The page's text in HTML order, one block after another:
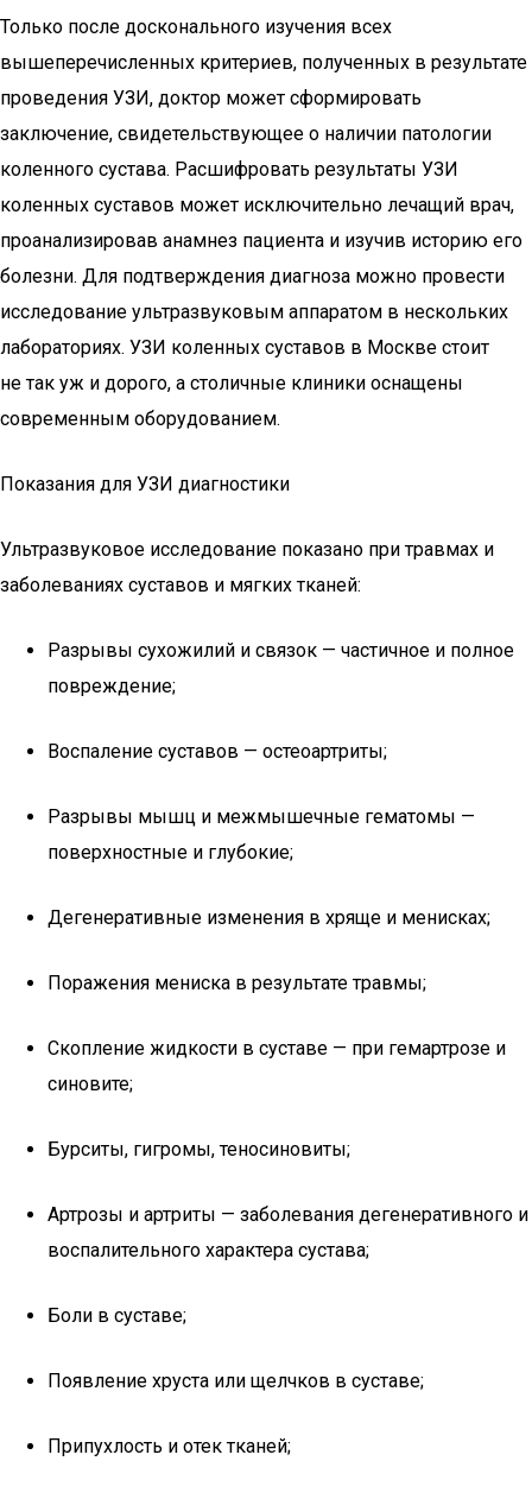
Только после досконального изучения всех
вышеперечисленных критериев, полученных в результате
проведения УЗИ, доктор может сформировать
заключение, свидетельствующее о наличии патологии
коленного сустава. Расшифровать результаты УЗИ
коленных суставов может исключительно лечащий врач,
проанализировав анамнез пациента и изучив историю его
болезни. Для подтверждения диагноза можно провести
исследование ультразвуковым аппаратом в нескольких
лабораториях. УЗИ коленных суставов в Москве стоит
не так уж и дорого, а столичные клиники оснащены
современным оборудованием.
Показания для УЗИ диагностики
Ультразвуковое исследование показано при травмах и
заболеваниях суставов и мягких тканей:
Разрывы сухожилий и связок — частичное и полное
повреждение;
Воспаление суставов — остеоартриты;
Разрывы мышц и межмышечные гематомы —
поверхностные и глубокие;
Дегенеративные изменения в хряще и менисках;
Поражения мениска в результате травмы;
Скопление жидкости в суставе — при гемартрозе и
синовите;
Бурситы, гигромы, теносиновиты;
Артрозы и артриты — заболевания дегенеративного и
воспалительного характера сустава;
Боли в суставе;
Появление хруста или щелчков в суставе;
Припухлость и отек тканей;